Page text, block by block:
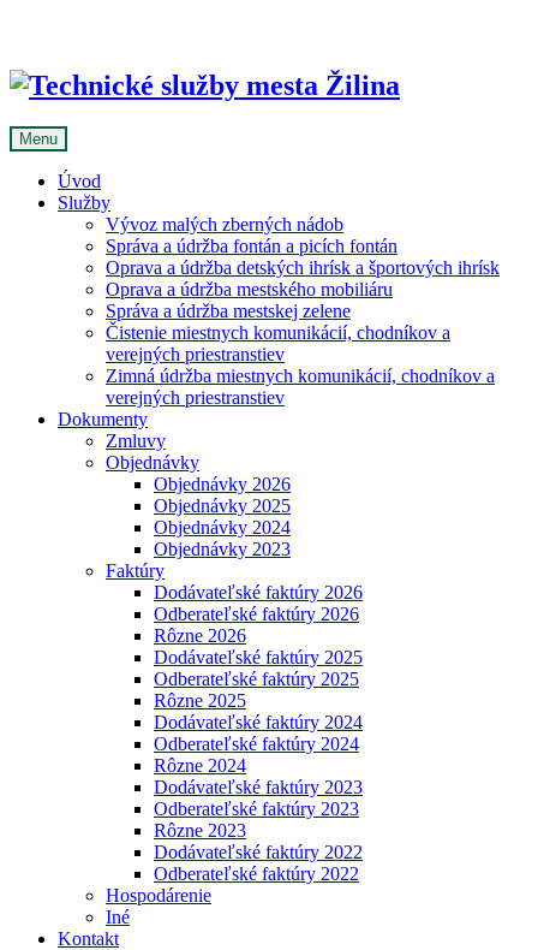
Menu
Úvod
Služby
Vývoz malých zberných nádob
Správa a údržba fontán a picích fontán
Oprava a údržba detských ihrísk a športových ihrísk
Oprava a údržba mestského mobiliáru
Správa a údržba mestskej zelene
Čistenie miestnych komunikácií, chodníkov a
verejných priestranstiev
Zimná údržba miestnych komunikácií, chodníkov a
verejných priestranstiev
Dokumenty
Zmluvy
Objednávky
Objednávky 2026
Objednávky 2025
Objednávky 2024
Objednávky 2023
Faktúry
Dodávateľské faktúry 2026
Odberateľské faktúry 2026
Rôzne 2026
Dodávateľské faktúry 2025
Odberateľské faktúry 2025
Rôzne 2025
Dodávateľské faktúry 2024
Odberateľské faktúry 2024
Rôzne 2024
Dodávateľské faktúry 2023
Odberateľské faktúry 2023
Rôzne 2023
Dodávateľské faktúry 2022
Odberateľské faktúry 2022
Hospodárenie
Iné
Kontakt